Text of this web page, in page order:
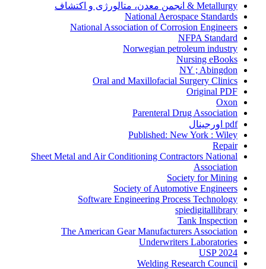
Metallurgy & انجمن معدن، متالورژی و اکتشاف
National Aerospace Standards
National Association of Corrosion Engineers
NFPA Standard
Norwegian petroleum industry
Nursing eBooks
NY ; Abingdon
Oral and Maxillofacial Surgery Clinics
Original PDF
Oxon
Parenteral Drug Association
pdf اورجینال
Published: New York : Wiley
Repair
Sheet Metal and Air Conditioning Contractors National
Association
Society for Mining
Society of Automotive Engineers
Software Engineering Process Technology
spiedigitallibrary
Tank Inspection
The American Gear Manufacturers Association
Underwriters Laboratories
USP 2024
Welding Research Council